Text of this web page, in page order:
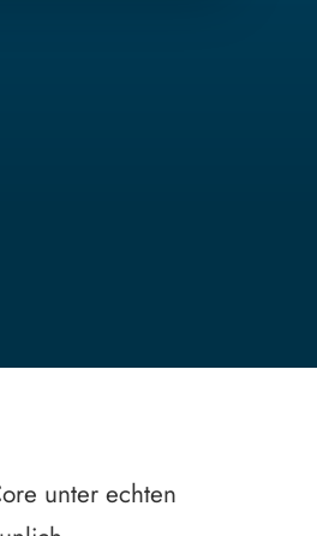
unter echten